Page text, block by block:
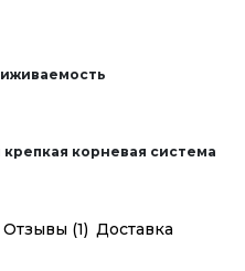
корневая система
Отзывы (1) Доставка